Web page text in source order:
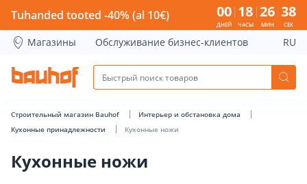
Кухонные ножи - Bauhof has loaded
Tuhanded tooted -40% (al 10€) 00
ДНЕЙ
18
ЧАСЫ
26
МИН
37
СЕК
Магазины Обслуживание бизнес-клиентов RU
Строительный магазин Bauhof
Интерьер и обстановка дома
Кухонные принадлежности
Кухонные ножи
Кухонные ножи